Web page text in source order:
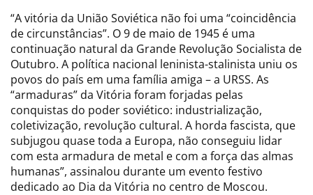
“A vitória da União Soviética não foi uma “coincidência
de circunstâncias”. O 9 de maio de 1945 é uma
continuação natural da Grande Revolução Socialista de
Outubro. A política nacional leninista-stalinista uniu os
povos do país em uma família amiga – a URSS. As
“armaduras” da Vitória foram forjadas pelas
conquistas do poder soviético: industrialização,
coletivização, revolução cultural. A horda fascista, que
subjugou quase toda a Europa, não conseguiu lidar
com esta armadura de metal e com a força das almas
humanas”, assinalou durante um evento festivo
dedicado ao Dia da Vitória no centro de Moscou.